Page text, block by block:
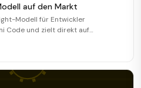
auf den Markt
Modell für Entwickler
Code und zielt direkt auf